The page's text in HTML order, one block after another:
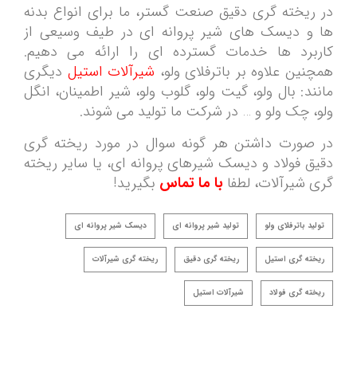
در ریخته گری دقیق صنعت گستر، ما برای انواع بدنه
ها و دیسک های شیر پروانه ای در طیف وسیعی از
کاربرد ها خدمات گسترده ای را ارائه می دهیم.
همچنین علاوه بر باترفلای ولو، شیرآلات استیل دیگری
مانند: بال ولو، گیت ولو، گلوب ولو، شیر اطمینان، انگل
ولو، چک ولو و … در شرکت ما تولید می شوند.
در صورت داشتن هر گونه سوال در مورد ریخته گری
دقیق فولاد و دیسک شیرهای پروانه ای، یا سایر ریخته
گری شیرآلات، لطفا با ما تماس بگیرید!
تولید باترفلای ولو تولید شیر پروانه ای دیسک شیر پروانه ای
ریخته گری استیل ریخته گری دقیق ریخته گری شیرآلات
ریخته گری فولاد شیرآلات استیل